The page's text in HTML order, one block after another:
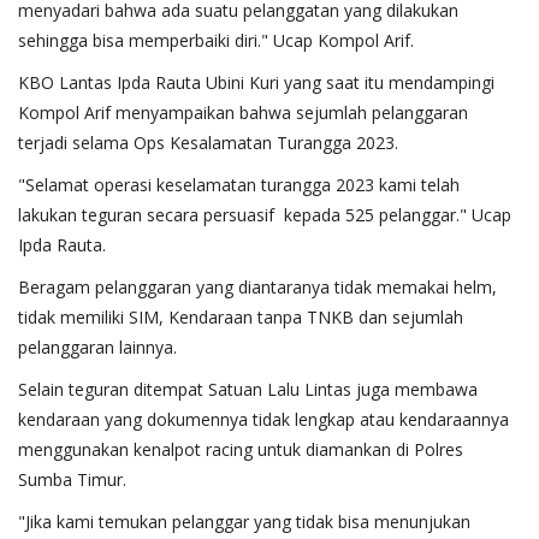
menyadari bahwa ada suatu pelanggatan yang dilakukan
sehingga bisa memperbaiki diri." Ucap Kompol Arif.
KBO Lantas Ipda Rauta Ubini Kuri yang saat itu mendampingi
Kompol Arif menyampaikan bahwa sejumlah pelanggaran
terjadi selama Ops Kesalamatan Turangga 2023.
"Selamat operasi keselamatan turangga 2023 kami telah
lakukan teguran secara persuasif kepada 525 pelanggar." Ucap
Ipda Rauta.
Beragam pelanggaran yang diantaranya tidak memakai helm,
tidak memiliki SIM, Kendaraan tanpa TNKB dan sejumlah
pelanggaran lainnya.
Selain teguran ditempat Satuan Lalu Lintas juga membawa
kendaraan yang dokumennya tidak lengkap atau kendaraannya
menggunakan kenalpot racing untuk diamankan di Polres
Sumba Timur.
"Jika kami temukan pelanggar yang tidak bisa menunjukan